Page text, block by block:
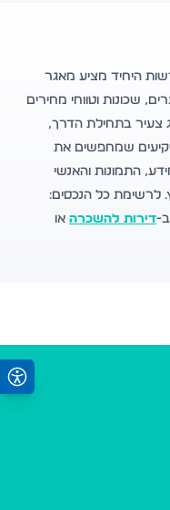
היחיד מציע מאגר
שכונות וטווחי מחירים
צעיר בתחילת הדרך,
שמחפשים את
התמונות והאנשי
לרשימת כל הנכסים:
ב-דירות להשכרה או